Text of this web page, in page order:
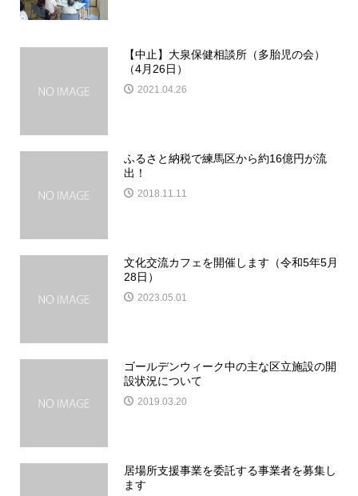
【中止】大泉保健相談所（多胎児の会）
（4月26日）
2021.04.26
ふるさと納税で練馬区から約16億円が流
出！
2018.11.11
文化交流カフェを開催します（令和5年5月
28日）
2023.05.01
ゴールデンウィーク中の主な区立施設の開
設状況について
2019.03.20
居場所支援事業を委託する事業者を募集し
ます